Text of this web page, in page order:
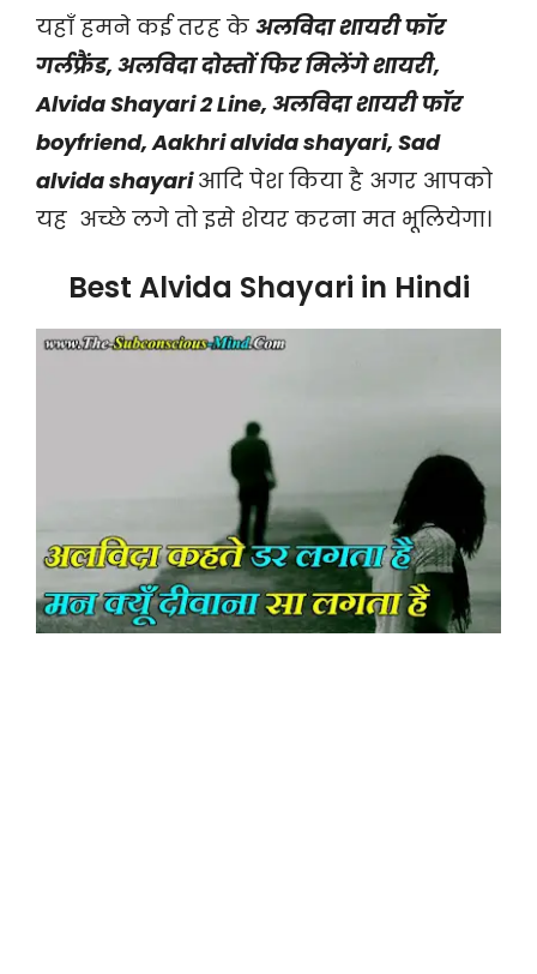
यहाँ हमने कई तरह के अलविदा शायरी फॉर
गर्लफ्रैंड, अलविदा दोस्तों फिर मिलेंगे शायरी,
Alvida Shayari 2 Line, अलविदा शायरी फॉर
boyfriend, Aakhri alvida shayari, Sad
alvida shayariआदि पेश किया है अगर आपको
यह अच्छे लगे तो इसे शेयर करना मत भूलियेगा।
Best Alvida Shayari in Hindi